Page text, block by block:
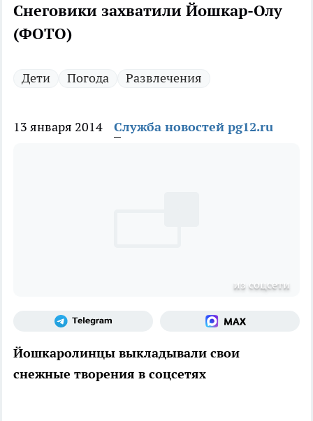
Снеговики захватили Йошкар-Олу
(ФОТО)
Дети Погода Развлечения
13 января 2014 Служба новостей pg12.ru
из соцсети
Йошкаролинцы выкладывали свои
снежные творения в соцсетях